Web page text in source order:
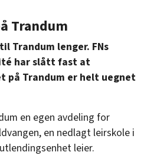
Trandum
Trandum lenger. FNs
har slått fast at
på Trandum er helt uegnet
en egen avdeling for
en nedlagt leirskole i
leier.